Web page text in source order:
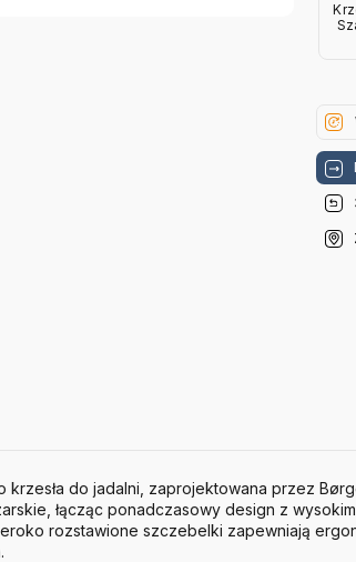
do jadalni, zaprojektowana przez
łącząc ponadczasowy design z
rozstawione szczebelki zapewniają